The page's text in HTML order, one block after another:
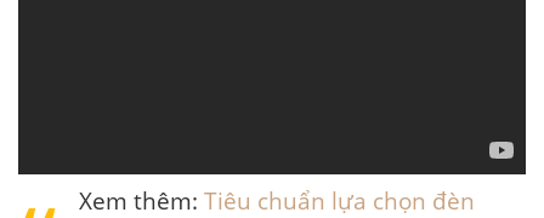
Xem thêm: Tiêu chuẩn lựa chọn đèn